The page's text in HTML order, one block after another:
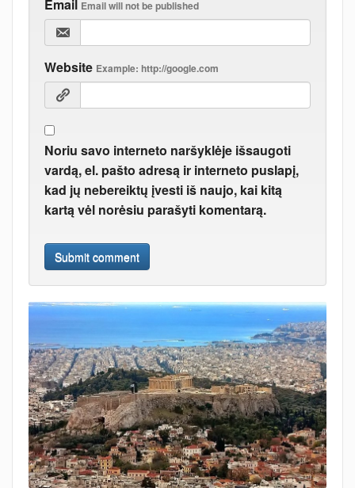
Email Email will not be published
Website Example: http://google.com
Noriu savo interneto naršyklėje išsaugoti
vardą, el. pašto adresą ir interneto puslapį,
kad jų nebereiktų įvesti iš naujo, kai kitą
kartą vėl norėsiu parašyti komentarą.